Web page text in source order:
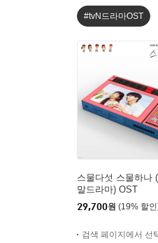
#tvN드라마OST
스물다섯 스물하나
말드라마) OST
29,700원 (19% 할
검색 페이지에서 선